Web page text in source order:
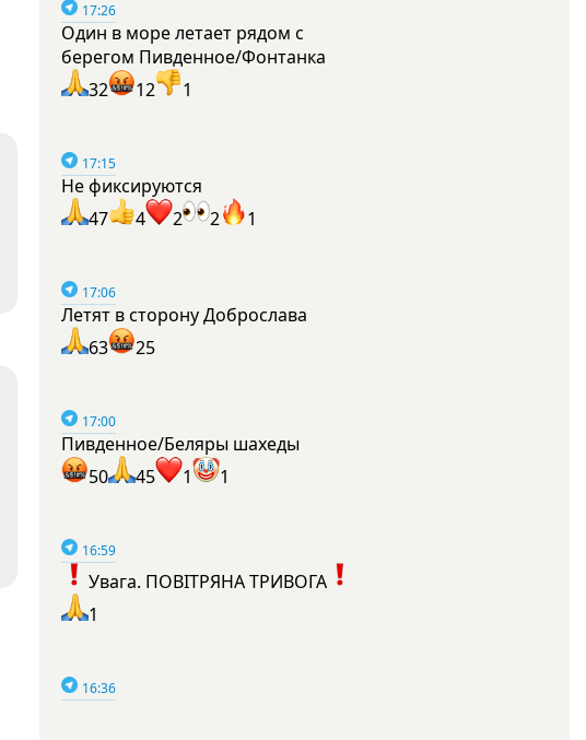
17:26
Один в море летает рядом с
берегом Пивденное/Фонтанка
32
12 1
17:15
Не фиксируются
47
4 2 2 1
17:06
Летят в сторону Доброслава
63
25
17:00
Пивденное/Беляры шахеды
50
45 1 1
16:59
Увага. ПОВІТРЯНА ТРИВОГА
1
16:36